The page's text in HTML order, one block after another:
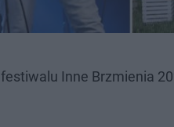
Inne Brzmienia